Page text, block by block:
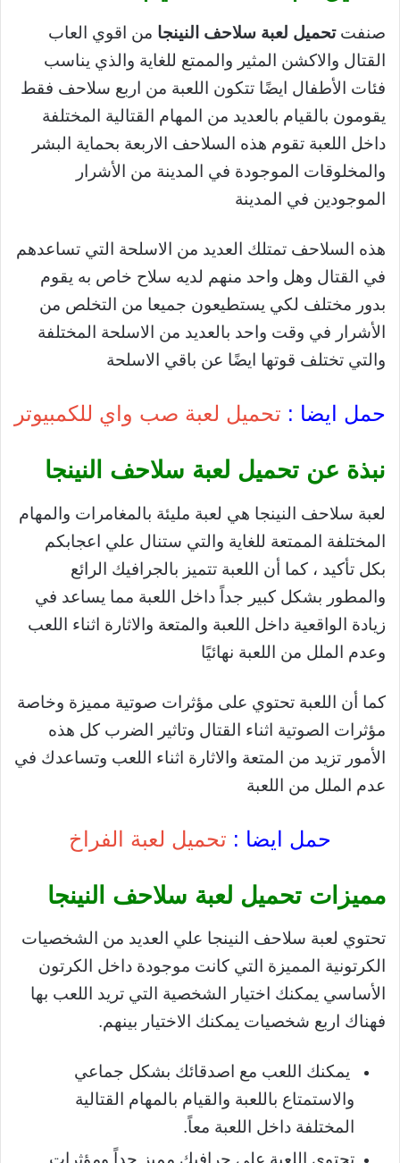
صنفتتحميل لعبة سلاحف النينجا من اقوي العاب
القتال والاكشن المثير والممتع للغاية والذي يناسب
فئات الأطفال ايضًا تتكون اللعبة من اربع سلاحف فقط
يقومون بالقيام بالعديد من المهام القتالية المختلفة
داخل اللعبة تقوم هذه السلاحف الاربعة بحماية البشر
والمخلوقات الموجودة في المدينة من الأشرار
الموجودين في المدينة
هذه السلاحف تمتلك العديد من الاسلحة التي تساعدهم
في القتال وهل واحد منهم لديه سلاح خاص به يقوم
بدور مختلف لكي يستطيعون جميعا من التخلص من
الأشرار في وقت واحد بالعديد من الاسلحة المختلفة
والتي تختلف قوتها ايضًا عن باقي الاسلحة
حمل ايضا : تحميل لعبة صب واي للكمبيوتر
نبذة عن تحميل لعبة سلاحف النينجا
لعبة سلاحف النينجا هي لعبة مليئة بالمغامرات والمهام
المختلفة الممتعة للغاية والتي ستنال علي اعجابكم
بكل تأكيد ، كما أن اللعبة تتميز بالجرافيك الرائع
والمطور بشكل كبير جداً داخل اللعبة مما يساعد في
زيادة الواقعية داخل اللعبة والمتعة والاثارة اثناء اللعب
وعدم الملل من اللعبة نهائيًا
كما أن اللعبة تحتوي على مؤثرات صوتية مميزة وخاصة
مؤثرات الصوتية اثناء القتال وتاثير الضرب كل هذه
الأمور تزيد من المتعة والاثارة اثناء اللعب وتساعدك في
عدم الملل من اللعبة
حمل ايضا : تحميل لعبة الفراخ
مميزات تحميل لعبة سلاحف النينجا
تحتوي لعبة سلاحف النينجا علي العديد من الشخصيات
الكرتونية المميزة التي كانت موجودة داخل الكرتون
الأساسي يمكنك اختيار الشخصية التي تريد اللعب بها
فهناك اربع شخصيات يمكنك الاختيار بينهم.
يمكنك اللعب مع اصدقائك بشكل جماعي
والاستمتاع باللعبة والقيام بالمهام القتالية
المختلفة داخل اللعبة معاً.
تحتوي اللعبة علي جرافيك مميز جداً ومؤثرات